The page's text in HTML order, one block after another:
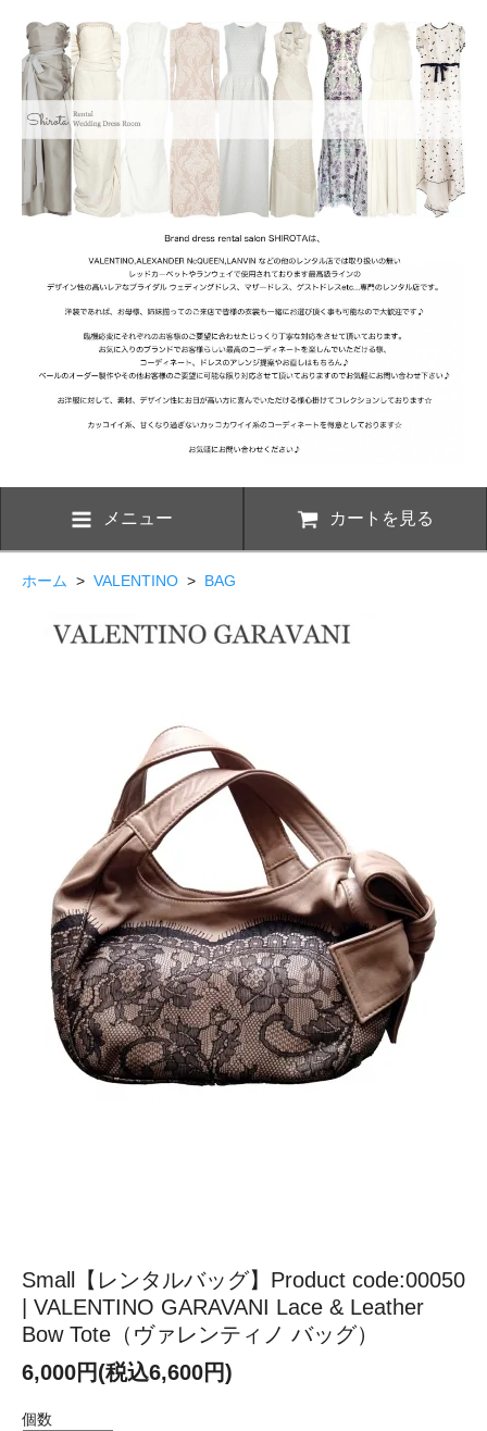
メニュー カートを見る
ホーム > VALENTINO > BAG
Small【レンタルバッグ】Product code:00050
| VALENTINO GARAVANI Lace & Leather
Bow Tote（ヴァレンティノ バッグ）
6,000円(税込6,600円)
個数